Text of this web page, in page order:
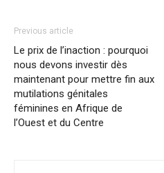
Previous article
Le prix de l’inaction : pourquoi
nous devons investir dès
maintenant pour mettre fin aux
mutilations génitales
féminines en Afrique de
l’Ouest et du Centre